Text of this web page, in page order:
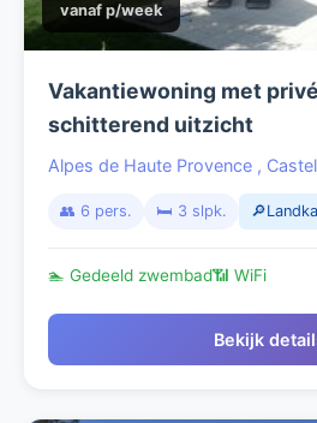
vanaf p/week
Vakantiewoning met
schitterend uitzicht
Alpes de Haute Provence ,
👥 6 pers. 🛏️ 3 slpk.
🏊 Gedeeld zwembad📶 WiFi
Bekijk